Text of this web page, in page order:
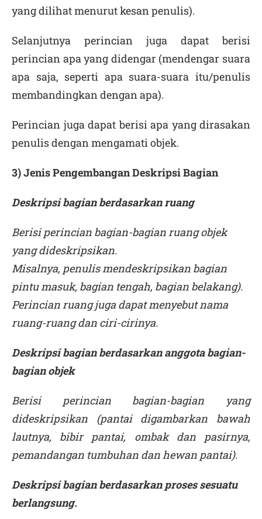
yang dilihat menurut kesan penulis).
Selanjutnya perincian juga dapat berisi
perincian apa yang didengar (mendengar suara
apa saja, seperti apa suara-suara itu/penulis
membandingkan dengan apa).
Perincian juga dapat berisi apa yang dirasakan
penulis dengan mengamati objek.
3) Jenis Pengembangan Deskripsi Bagian
Deskripsi bagian berdasarkan ruang
Berisi perincian bagian-bagian ruang objek
yang dideskripsikan.
Misalnya, penulis mendeskripsikan bagian
pintu masuk, bagian tengah, bagian belakang).
Perincian ruang juga dapat menyebut nama
ruang-ruang dan ciri-cirinya.
Deskripsi bagian berdasarkan anggota bagian-
bagian objek
Berisi perincian bagian-bagian yang
dideskripsikan (pantai digambarkan bawah
lautnya, bibir pantai, ombak dan pasirnya,
pemandangan tumbuhan dan hewan pantai).
Deskripsi bagian berdasarkan proses sesuatu
berlangsung.